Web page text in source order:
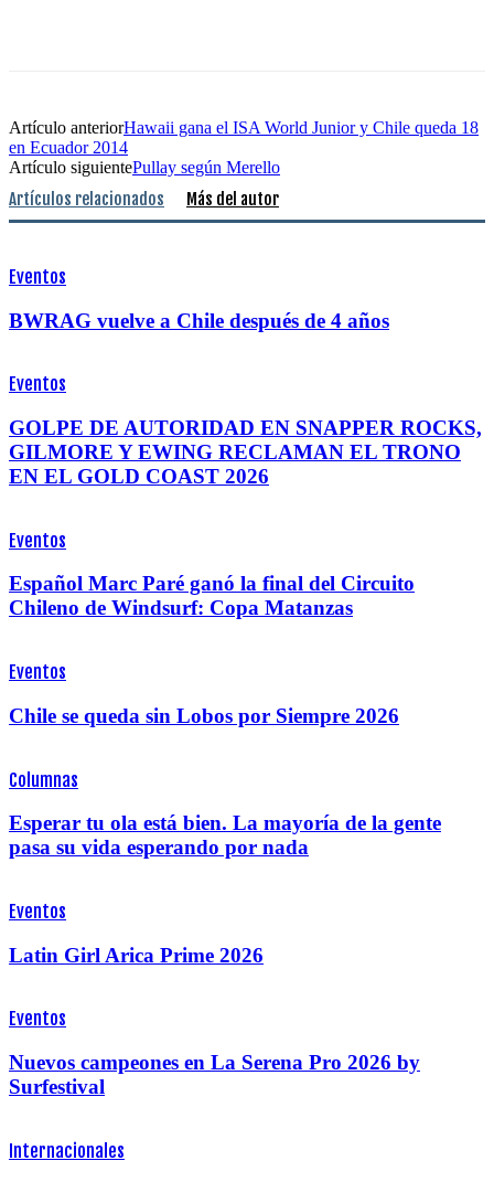
Artículo anteriorHawaii gana el ISA World Junior y Chile queda 18
en Ecuador 2014
Artículo siguientePullay según Merello
Artículos relacionados Más del autor
Eventos
BWRAG vuelve a Chile después de 4 años
Eventos
GOLPE DE AUTORIDAD EN SNAPPER ROCKS,
GILMORE Y EWING RECLAMAN EL TRONO
EN EL GOLD COAST 2026
Eventos
Español Marc Paré ganó la final del Circuito
Chileno de Windsurf: Copa Matanzas
Eventos
Chile se queda sin Lobos por Siempre 2026
Columnas
Esperar tu ola está bien. La mayoría de la gente
pasa su vida esperando por nada
Eventos
Latin Girl Arica Prime 2026
Eventos
Nuevos campeones en La Serena Pro 2026 by
Surfestival
Internacionales